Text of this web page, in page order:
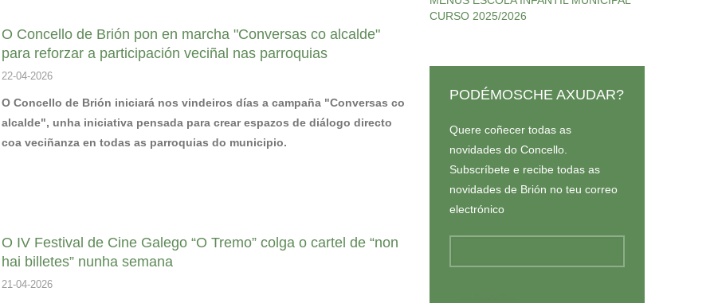
O Concello de Brión pon en marcha "Conversas co alcalde"
para reforzar a participación veciñal nas parroquias
22-04-2026
O Concello de Brión iniciará nos vindeiros días a campaña "Conversas co
alcalde", unha iniciativa pensada para crear espazos de diálogo directo
coa veciñanza en todas as parroquias do municipio.
O IV Festival de Cine Galego “O Tremo” colga o cartel de “non
hai billetes” nunha semana
21-04-2026
CURSO 2025/2026
PODÉMOSCHE AXUDAR?
Quere coñecer todas as
novidades do Concello.
Subscríbete e recibe todas as
novidades de Brión no teu correo
electrónico